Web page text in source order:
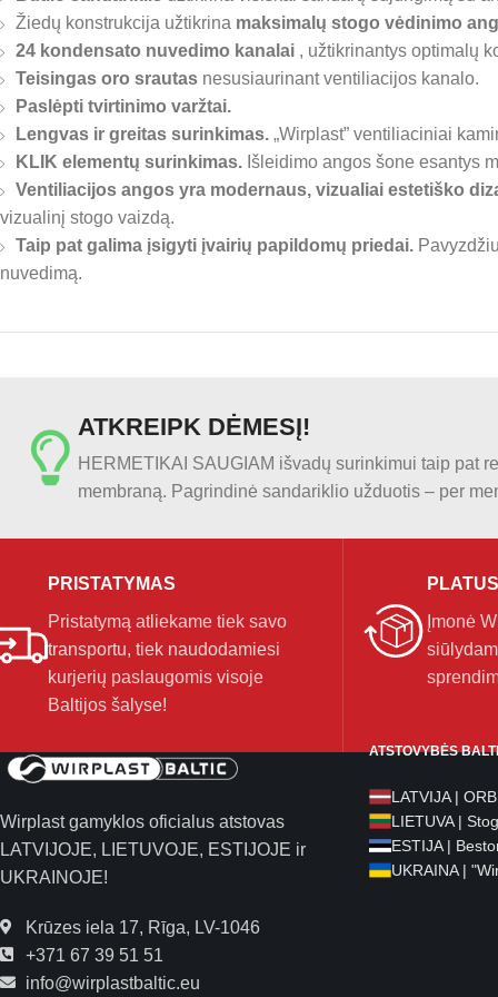
nuleisti
Žiedų konstrukcija užtikrina maksimalų stogo vėdinimo
24 kondensato nuvedimo kanalai , užtikrinantys optimalų
Teisingas oro srautas nesusiaurinant ventiliacijos kanalo.
Paslėpti tvirtinimo varžtai.
Lengvas ir greitas surinkimas. „Wirplast” ventiliaciniai
KLIK elementų surinkimas. Išleidimo angos šone esantys
Ventiliacijos angos yra modernaus, vizualiai estetiško
vizualinį stogo vaizdą.
Taip pat galima įsigyti įvairių papildomų priedai.
nuvedimą.
ATKREIPK DĖMESĮ!
HERMETIKAI SAUGIAM išvadų surinkimui taip pat
membraną. Pagrindinė sandariklio užduotis – per
PRISTATYMAS
Pristatymą atliekame tiek savo
transportu, tiek naudodamiesi
kurjerių paslaugomis visoje
Baltijos šalyse!
Įmonė
Wirplast gamyklos oficialus atstovas
LATVIJOJE, LIETUVOJE, ESTIJOJE ir
UKRAINOJE!
Krūzes iela 17, Rīga, LV-1046
+371 67 39 51 51
info@wirplastbaltic.eu
ATSTOVYBĖS
LATVIJA |
LIETUVA |
ESTIJA |
UKRAINA |